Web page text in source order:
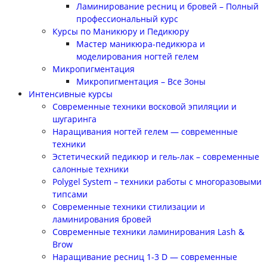
Ламинирование ресниц и бровей – Полный
профессиональный курс
Курсы по Маникюру и Педикюру
Мастер маникюра-педикюра и
моделирования ногтей гелем
Микропигментация
Микропигментация – Все Зоны
Интенсивные курсы
Современные техники восковой эпиляции и
шугаринга
Наращивания ногтей гелем — современные
техники
Эстетический педикюр и гель-лак – современные
салонные техники
Polygel System – техники работы с многоразовыми
типсами
Современные техники стилизации и
ламинирования бровей
Современные техники ламинирования Lash &
Brow
Наращивание ресниц 1-3 D — современные